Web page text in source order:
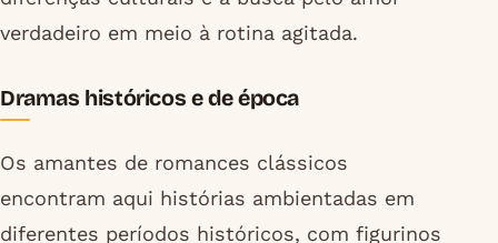
verdadeiro em meio à rotina agitada.
Dramas históricos e de época
Os amantes de romances clássicos
encontram aqui histórias ambientadas em
diferentes períodos históricos, com figurinos